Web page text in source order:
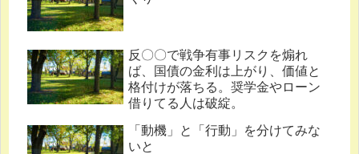
反〇〇で戦争有事リスクを煽れ
ば、国債の金利は上がり、価値と
格付けが落ちる。奨学金やローン
借りてる人は破綻。
「動機」と「行動」を分けてみな
いと